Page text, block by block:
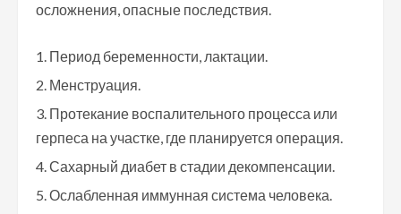
осложнения, опасные последствия.
Период беременности, лактации.
Менструация.
Протекание воспалительного процесса или
герпеса на участке, где планируется операция.
Сахарный диабет в стадии декомпенсации.
Ослабленная иммунная система человека.